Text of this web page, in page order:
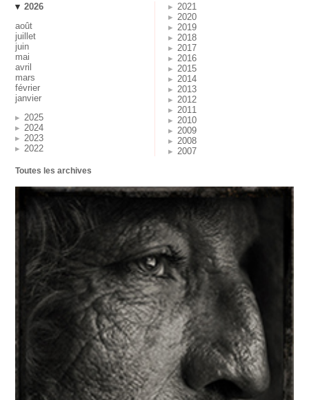
2026
août
juillet
juin
mai
avril
mars
février
janvier
2025
2024
2023
2022
2021
2020
2019
2018
2017
2016
2015
2014
2013
2012
2011
2010
2009
2008
2007
Toutes les archives